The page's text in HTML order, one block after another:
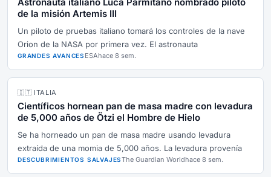
de la misión Artemis III
Un piloto de pruebas italiano tomará los controles de la nave
Orion de la NASA por primera vez. El astronauta
GRANDES AVANCES ESAhace 8 sem.
🇮🇹 ITALIA
Científicos hornean pan de masa madre con levadura
de 5,000 años de Ötzi el Hombre de Hielo
Se ha horneado un pan de masa madre usando levadura
extraída de una momia de 5,000 años. La levadura provenía
DESCUBRIMIENTOS SALVAJESThe Guardian Worldhace 8 sem.